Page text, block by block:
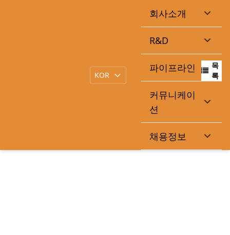
회사소개
R&D
파이프라인
커뮤니케이
션
채용정보
큐라클, 'MT-103' 전임상 발표…"삼중 기능 이중항체 경쟁력
큐라클관리자
목
록
https://www.mt.co.kr/thebio/2026/05/04/2026050408301329151